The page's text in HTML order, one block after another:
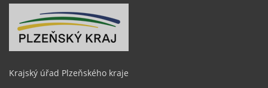
Krajský úřad Plzeňského kraje